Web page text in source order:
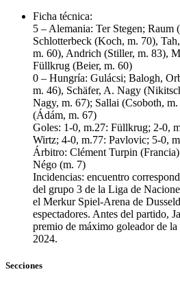
Ficha técnica:
5 – Alemania: Ter Stegen; Raum
Schlotterbeck (Koch, m. 70),
m. 60), Andrich (Stiller, m. 83),
Füllkrug (Beier, m. 60)
0 – Hungría: Gulácsi; Balogh,
m. 46), Schäfer, A. Nagy
Nagy, m. 67); Sallai (Csoboth,
(Ádám, m. 67)
Goles: 1-0, m.27: Füllkrug; 2-0,
Wirtz; 4-0, m.77: Pavlovic; 5-0,
Árbitro: Clément Turpin
Négo (m. 7)
Incidencias: encuentro
del grupo 3 de la Liga de
el Merkur Spiel-Arena de
espectadores. Antes del partido,
premio de máximo goleador de
2024.
Secciones